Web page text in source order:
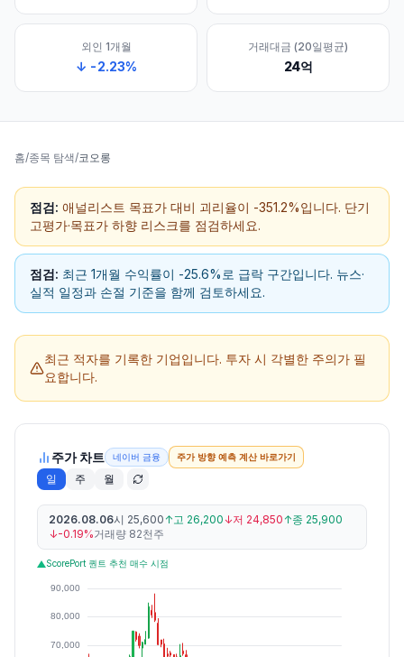
외인 1개월
↓ -2.23%
거래대금 (20일평균)
24억
홈/종목 탐색/코오롱
점검: 애널리스트 목표가 대비 괴리율이 -351.2%입니다. 단기
고평가·목표가 하향 리스크를 점검하세요.
점검: 최근 1개월 수익률이 -25.6%로 급락 구간입니다. 뉴스·
실적 일정과 손절 기준을 함께 검토하세요.
최근 적자를 기록한 기업입니다. 투자 시 각별한 주의가 필
요합니다.
주가 차트 네이버 금융 주가 방향 예측 계산 바로가기
일 주 월
2026.08.06시 25,600 ↑고 26,200↓저 24,850 ↑종 25,900
↓-0.19%거래량 82천주
ScorePort 퀀트 추천 매수 시점